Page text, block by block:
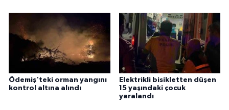
Ödemiş'teki orman yangını
kontrol altına alındı
Elektrikli bisikletten düşen
15 yaşındaki çocuk
yaralandı